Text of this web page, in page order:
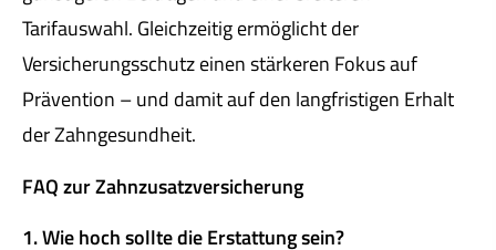
Tarifauswahl. Gleichzeitig ermöglicht der
Versicherungsschutz einen stärkeren Fokus auf
Prävention – und damit auf den langfristigen Erhalt
der Zahngesundheit.
FAQ zur Zahn­zu­satz­ver­si­che­rung
1. Wie hoch sollte die Erstattung sein?